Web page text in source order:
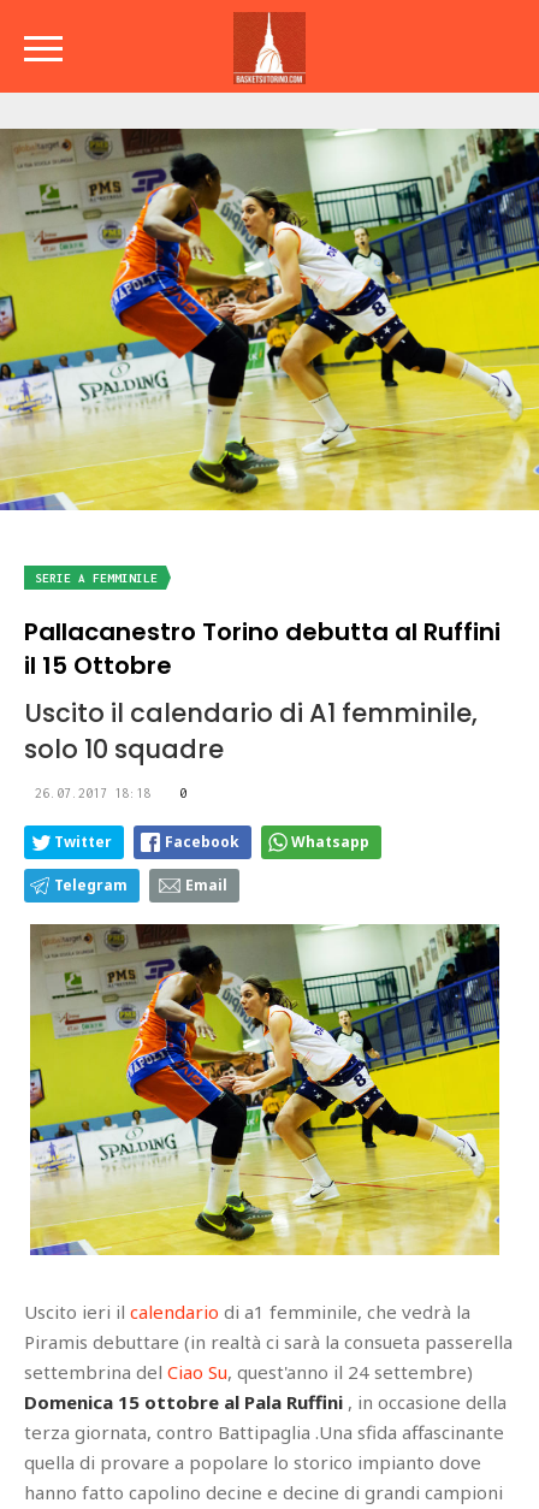
SERIE A FEMMINILE
Pallacanestro Torino debutta al Ruffini
il 15 Ottobre
Uscito il calendario di A1 femminile,
solo 10 squadre
26.07.2017 18:18 0
Twitter Facebook Whatsapp
Telegram Email
Uscito ieri il calendario di a1 femminile, che vedrà la
Piramis debuttare (in realtà ci sarà la consueta passerella
settembrina del Ciao Su, quest'anno il 24 settembre)
Domenica 15 ottobre al Pala Ruffini , in occasione della
terza giornata, contro Battipaglia .Una sfida affascinante
quella di provare a popolare lo storico impianto dove
hanno fatto capolino decine e decine di grandi campioni